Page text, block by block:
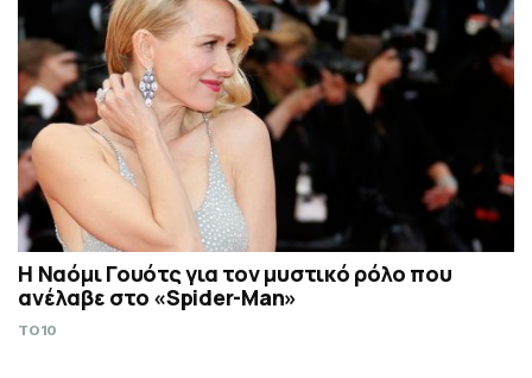
Η Ναόμι Γουότς για τον μυστικό ρόλο που
ανέλαβε στο «Spider-Man»
TO10